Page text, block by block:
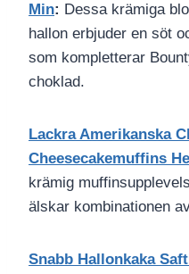
Min: Dessa krämiga
hallon erbjuder en söt
som kompletterar
choklad.
Lackra Amerikanska
Cheesecakemuffins
krämig
älskar kombinationen
Snabb Hallonkaka